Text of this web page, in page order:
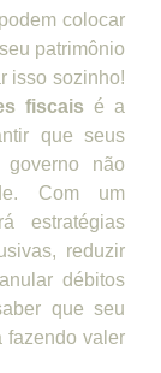
colocar
patrimônio
isso sozinho!
fiscais é a
que seus
não
Com um
estratégias
reduzir
débitos
que seu
fazendo valer